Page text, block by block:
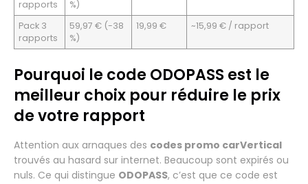
rapports
%)
Pack 3
rapports
59,97 € (-38
%)
19,99 € ~15,99 € / rapport
Pourquoi le code ODOPASS est le
meilleur choix pour réduire le prix
de votre rapport
Attention aux arnaques des codes promo carVertical
trouvés au hasard sur internet. Beaucoup sont expirés ou
nuls. Ce qui distingue ODOPASS, c’est que ce code est